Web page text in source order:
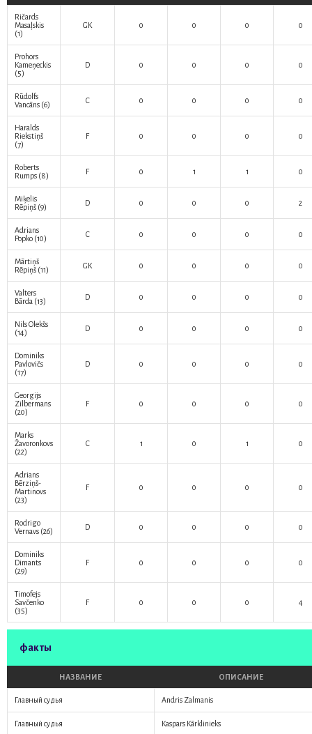
Ričards
Masaļskis
(1)
GK 0 0 0 0
Prohors
Kameņeckis
(5)
D 0 0 0 0
Rūdolfs
Vancāns (6) C 0 0 0 0
Haralds
Riekstiņš
(7)
F 0 0 0 0
Roberts
Rumps (8) F 0 1 1 0
Miķelis
Rēpiņš (9) D 0 0 0 2
Adrians
Popko (10) C 0 0 0 0
Mārtiņš
Rēpiņš (11) GK 0 0 0 0
Valters
Bārda (13) D 0 0 0 0
Nils Olekšs
(14)
D 0 0 0 0
Dominiks
Pavlovičs
(17)
D 0 0 0 0
Georgijs
Zilbermans
(20)
F 0 0 0 0
Marks
Žavoronkovs
(22)
C 1 0 1 0
Adrians
Bērziņš-
Martinovs
(23)
F 0 0 0 0
Rodrigo
Vernavs (26) D 0 0 0 0
Dominiks
Dimants
(29)
F 0 0 0 0
Timofejs
Savčenko
(35)
F 0 0 0 4
факты
НАЗВАНИЕ ОПИСАНИЕ
Главный судья Andris Zalmanis
Главный судья Kaspars Kārklinieks